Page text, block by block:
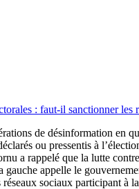
: faut-il sanctionner les
de désinformation en
ou pressentis à
a rappelé que la lutte
gauche appelle le
réseaux sociaux participant à